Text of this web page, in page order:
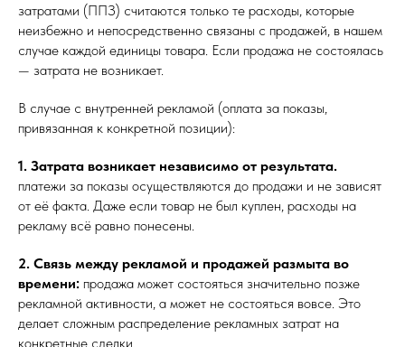
затратами (ППЗ) считаются только те расходы, которые
неизбежно и непосредственно связаны с продажей, в нашем
случае каждой единицы товара. Если продажа не состоялась
— затрата не возникает.
В случае с внутренней рекламой (оплата за показы,
привязанная к конкретной позиции):
1. Затрата возникает независимо от результата.
платежи за показы осуществляются до продажи и не зависят
от её факта. Даже если товар не был куплен, расходы на
рекламу всё равно понесены.
2. Связь между рекламой и продажей размыта во
времени: продажа может состояться значительно позже
рекламной активности, а может не состояться вовсе. Это
делает сложным распределение рекламных затрат на
конкретные сделки.